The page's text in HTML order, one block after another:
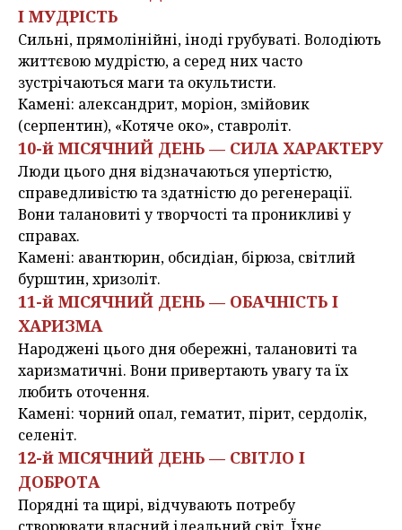
І МУДРІСТЬ
Сильні, прямолінійні, іноді грубуваті. Володіють
життєвою мудрістю, а серед них часто
зустрічаються маги та окультисти.
Камені: александрит, моріон, змійовик
(серпентин), «Котяче око», ставроліт.
10-й МІСЯЧНИЙ ДЕНЬ — СИЛА ХАРАКТЕРУ
Люди цього дня відзначаються упертістю,
справедливістю та здатністю до регенерації.
Вони талановиті у творчості та проникливі у
справах.
Камені: авантюрин, обсидіан, бірюза, світлий
бурштин, хризоліт.
11-й МІСЯЧНИЙ ДЕНЬ — ОБАЧНІСТЬ І
ХАРИЗМА
Народжені цього дня обережні, талановиті та
харизматичні. Вони привертають увагу та їх
любить оточення.
Камені: чорний опал, гематит, пірит, сердолік,
селеніт.
12-й МІСЯЧНИЙ ДЕНЬ — СВІТЛО І
ДОБРОТА
Порядні та щирі, відчувають потребу